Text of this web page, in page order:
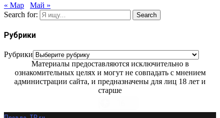
« Мар
Май »
Search for:
Search
Рубрики
Рубрики
Материалы предоставляются исключительно в
ознакомительных целях и могут не совпадать с мнением
администрации сайта, и предназначены для лиц 18 лет и
старше